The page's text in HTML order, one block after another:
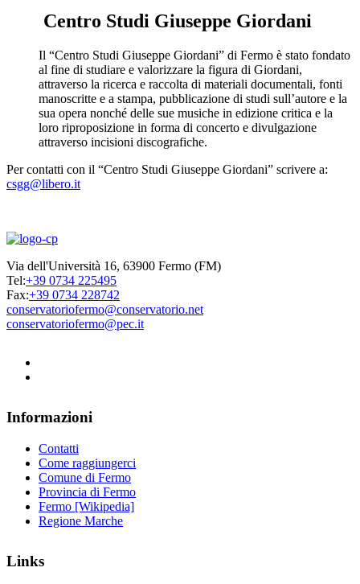
Centro Studi Giuseppe Giordani
Il “Centro Studi Giuseppe Giordani” di Fermo è stato fondato
al fine di studiare e valorizzare la figura di Giordani,
attraverso la ricerca e raccolta di materiali documentali, fonti
manoscritte e a stampa, pubblicazione di studi sull’autore e la
sua opera nonché delle sue musiche in edizione critica e la
loro riproposizione in forma di concerto e divulgazione
attraverso incisioni discografiche.
Per contatti con il “Centro Studi Giuseppe Giordani” scrivere a:
csgg@libero.it
Via dell'Università 16, 63900 Fermo (FM)
Tel:+39 0734 225495
Fax:+39 0734 228742
conservatoriofermo@conservatorio.net
conservatoriofermo@pec.it
Informazioni
Contatti
Come raggiungerci
Comune di Fermo
Provincia di Fermo
Fermo [Wikipedia]
Regione Marche
Links